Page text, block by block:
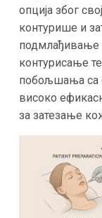
опција због
контурише и
подмлађивање
контурисање
побољшања са
високо
за затезање